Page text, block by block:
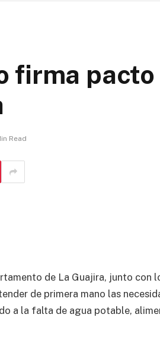
firma
Read
de La Guajira, junto con
de primera mano las
a la falta de agua potable,